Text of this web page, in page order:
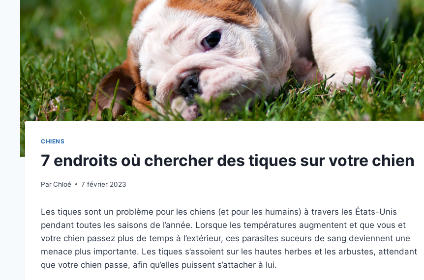
CHIENS
7 endroits où chercher des tiques sur votre chien
ParChloé 7 février 2023
Les tiques sont un problème pour les chiens (et pour les humains) à travers les États-Unis
pendant toutes les saisons de l’année. Lorsque les températures augmentent et que vous et
votre chien passez plus de temps à l’extérieur, ces parasites suceurs de sang deviennent une
menace plus importante. Les tiques s’assoient sur les hautes herbes et les arbustes, attendant
que votre chien passe, afin qu’elles puissent s’attacher à lui.